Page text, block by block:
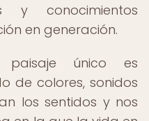
y conocimientos
en generación.
paisaje único es
de colores, sonidos
los sentidos y nos